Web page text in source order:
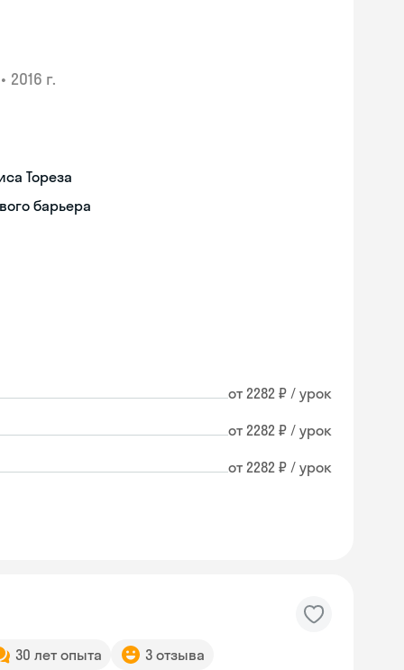
• 2016 г.
Тореза
барьера
от 2282 ₽ / урок
от 2282 ₽ / урок
от 2282 ₽ / урок
30 лет опыта 3 отзыва